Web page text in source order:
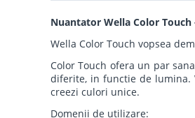
Nuantator Wella Color
Wella Color Touch vopsea
Color Touch ofera un par
diferite, in functie de lumina.
creezi culori unice.
Domenii de utilizare: